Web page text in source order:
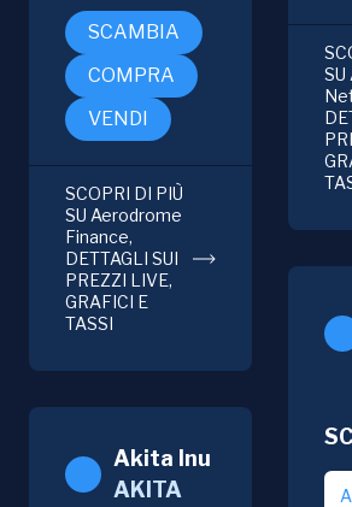
SCAMBIA
COMPRA
VENDI
SCOPRI DI PIÙ
SU Aerodrome
Finance,
DETTAGLI SUI
PREZZI LIVE,
GRAFICI E
TASSI
Akita Inu
AKITA
ad
SU